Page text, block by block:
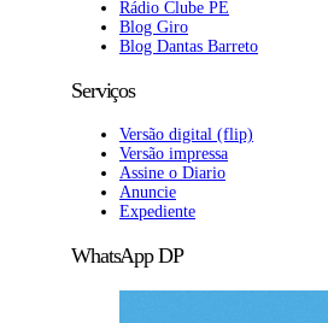
Rádio Clube PE
Blog Giro
Blog Dantas Barreto
Serviços
Versão digital (flip)
Versão impressa
Assine o Diario
Anuncie
Expediente
WhatsApp DP